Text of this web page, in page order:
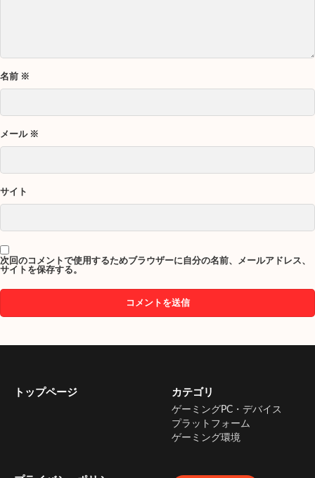
名前 ※
メール ※
サイト
次回のコメントで使用するためブラウザーに自分の名前、メールアドレス、
サイトを保存する。
トップページ カテゴリ
ゲーミングPC・デバイス
プラットフォーム
ゲーミング環境